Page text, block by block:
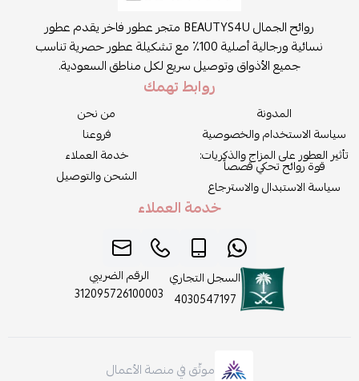
روائح الجمال BEAUTYS4U متجر عطور فاخر يقدم عطور
نسائية ورجالية أصلية 100٪ مع تشكيلة عطور حصرية تناسب
جميع الأذواق وتوصيل سريع لكل مناطق السعودية.
روابط تهمك
المدونة
سياسة الاستخدام والخصوصية
تأثير العطور على المزاج والذكريات:
قوة روائح تحكي قصصاً
سياسة الاستبدال والاسترجاع
من نحن
فروعنا
خدمة العملاء
الشحن والتوصيل
خدمة العملاء
السجل التجاري
4030547197
الرقم الضريبي
312095726100003
موثّق في منصة الأعمال